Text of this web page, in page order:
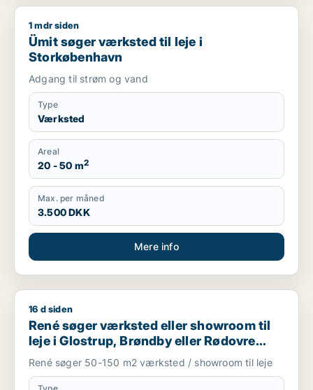
Ümit søger værksted til leje i Storkøbenhavn
1 mdr siden
Ümit søger værksted til leje i
Storkøbenhavn
Adgang til strøm og vand
Type
Værksted
Areal
20 - 50 m2
Max. per måned
3.500 DKK
Mere info
René søger værksted eller showroom til leje i Glostrup,
16 d siden
René søger værksted eller showroom til
leje i Glostrup, Brøndby eller Rødovre
m.fl.
René søger 50-150 m2 værksted / showroom til leje